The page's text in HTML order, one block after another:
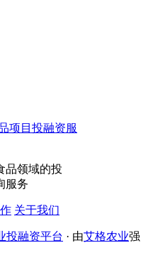
品领域的投
服务
关于我们
投融资平台 · 由艾格农业强